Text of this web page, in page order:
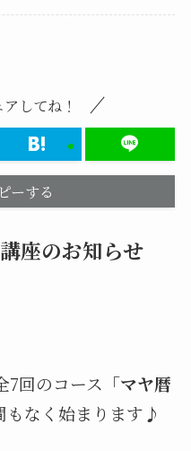
してね！
ーする
座のお知らせ